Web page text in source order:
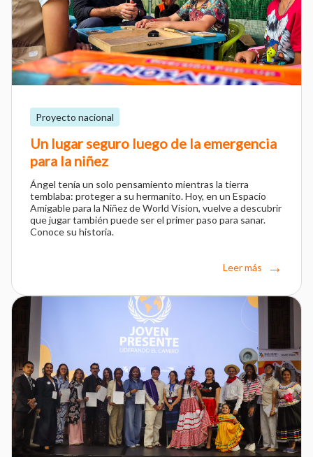
Proyecto nacional
Un lugar seguro luego de la emergencia
para la niñez
Ángel tenía un solo pensamiento mientras la tierra
temblaba: proteger a su hermanito. Hoy, en un Espacio
Amigable para la Niñez de World Vision, vuelve a descubrir
que jugar también puede ser el primer paso para sanar.
Conoce su historia.
Leer más